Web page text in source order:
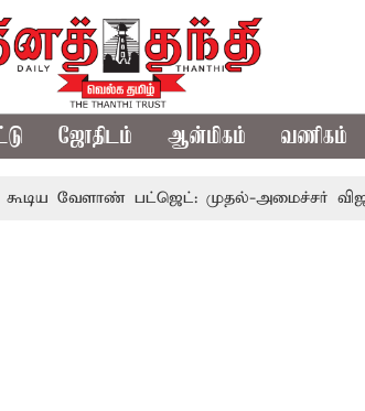
ஜோதிடம் ஆன்மிகம் வணிகம்
பட்ஜெட்: முதல்-அமைச்சர் விஜய்